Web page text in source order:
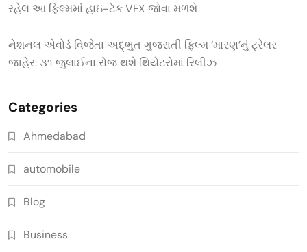
રહેલ આ ફિલ્મમાં હાઇ-ટેક VFX જોવા મળશે
નેશનલ એવોર્ડ વિજેતા અદ્ભુત ગુજરાતી ફિલ્મ ‘મારણ’નું ટ્રેલર
જાહેર: ૩૧ જુલાઈના રોજ થશે થિયેટરોમાં રિલીઝ
Categories
Ahmedabad
automobile
Blog
Business